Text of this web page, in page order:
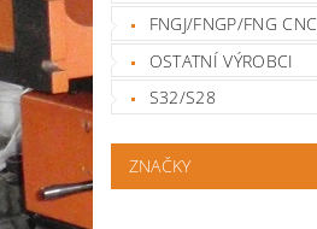
FNGJ/FNGP/FNG CNC
OSTATNÍ VÝROBCI
S32/S28
ZNAČKY